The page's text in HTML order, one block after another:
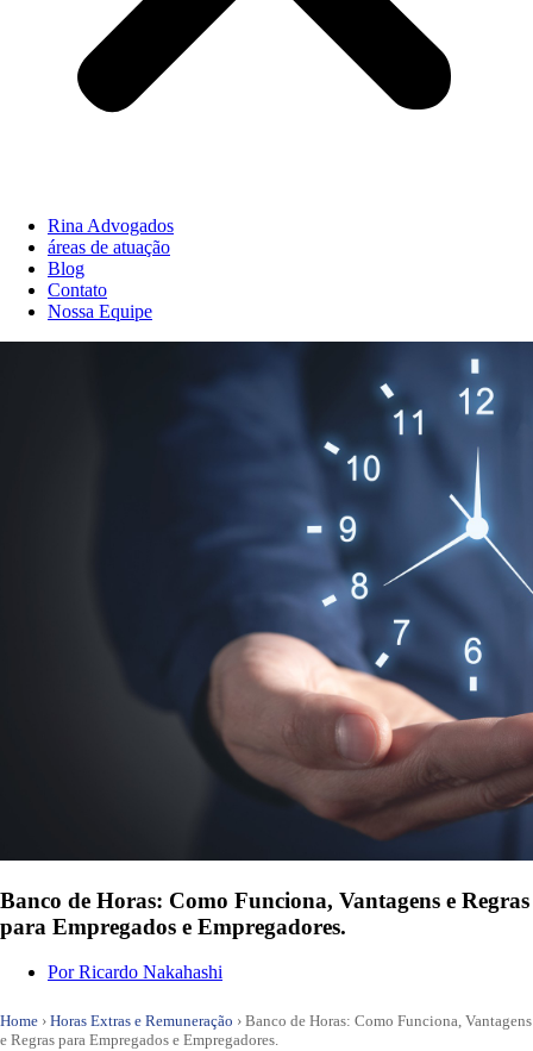
Rina Advogados
áreas de atuação
Blog
Contato
Nossa Equipe
Banco de Horas: Como Funciona, Vantagens e Regras
para Empregados e Empregadores.
PorRicardo Nakahashi
Home › Horas Extras e Remuneração › Banco de Horas: Como Funciona, Vantagens
e Regras para Empregados e Empregadores.